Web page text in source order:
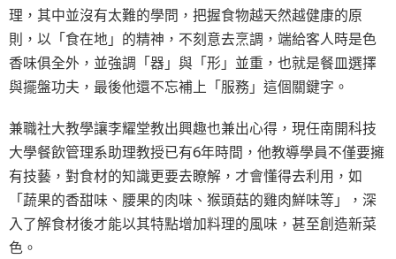
理，其中並沒有太難的學問，把握食物越天然越健康的原
則，以「食在地」的精神，不刻意去烹調，端給客人時是色
香味俱全外，並強調「器」與「形」並重，也就是餐皿選擇
與擺盤功夫，最後他還不忘補上「服務」這個關鍵字。
兼職社大教學讓李耀堂教出興趣也兼出心得，現任南開科技
大學餐飲管理系助理教授已有6年時間，他教導學員不僅要擁
有技藝，對食材的知識更要去瞭解，才會懂得去利用，如
「蔬果的香甜味、腰果的肉味、猴頭菇的雞肉鮮味等」，深
入了解食材後才能以其特點增加料理的風味，甚至創造新菜
色。